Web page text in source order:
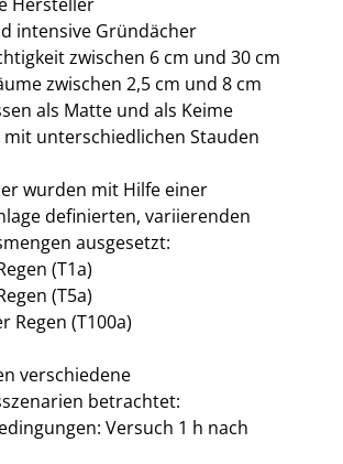
intensive Gründächer
zwischen 6 cm und 30 cm
zwischen 2,5 cm und 8 cm
als Matte und als Keime
mit unterschiedlichen Stauden
wurden mit Hilfe einer
definierten, variierenden
ausgesetzt:
(T1a)
(T5a)
Regen (T100a)
verschiedene
betrachtet:
Versuch 1 h nach